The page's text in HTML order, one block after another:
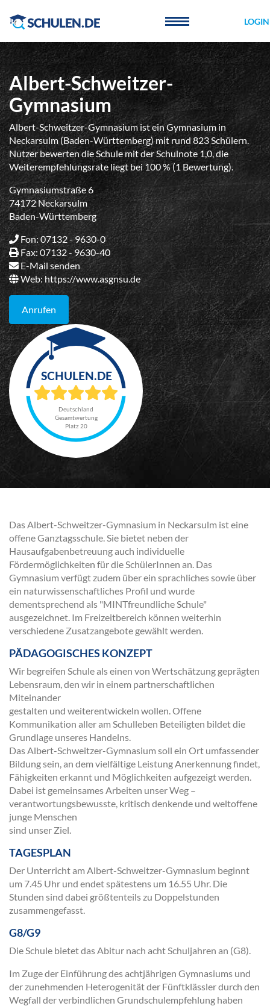
LOGIN
Albert-Schweitzer-
Gymnasium
Albert-Schweitzer-Gymnasium ist ein Gymnasium in
Neckarsulm (Baden-Württemberg) mit rund 823 Schülern.
Nutzer bewerten die Schule mit der Schulnote 1,0, die
Weiterempfehlungsrate liegt bei 100 % (1 Bewertung).
Gymnasiumstraße 6
74172 Neckarsulm
Baden-Württemberg
Fon: 07132 - 9630-0
Fax: 07132 - 9630-40
E-Mail senden
Web:https://www.asgnsu.de
Anrufen
Deutschland
Gesamtwertung
Platz 20
Das Albert-Schweitzer-Gymnasium in Neckarsulm ist eine
offene Ganztagsschule. Sie bietet neben der
Hausaufgabenbetreuung auch individuelle
Fördermöglichkeiten für die SchülerInnen an. Das
Gymnasium verfügt zudem über ein sprachliches sowie über
ein naturwissenschaftliches Profil und wurde
dementsprechend als "MINTfreundliche Schule"
ausgezeichnet. Im Freizeitbereich können weiterhin
verschiedene Zusatzangebote gewählt werden.
PÄDAGOGISCHES KONZEPT
Wir begreifen Schule als einen von Wertschätzung geprägten
Lebensraum, den wir in einem partnerschaftlichen
Miteinander
gestalten und weiterentwickeln wollen. Offene
Kommunikation aller am Schulleben Beteiligten bildet die
Grundlage unseres Handelns.
Das Albert-Schweitzer-Gymnasium soll ein Ort umfassender
Bildung sein, an dem vielfältige Leistung Anerkennung findet,
Fähigkeiten erkannt und Möglichkeiten aufgezeigt werden.
Dabei ist gemeinsames Arbeiten unser Weg –
verantwortungsbewusste, kritisch denkende und weltoffene
junge Menschen
sind unser Ziel.
TAGESPLAN
Der Unterricht am Albert-Schweitzer-Gymnasium beginnt
um 7.45 Uhr und endet spätestens um 16.55 Uhr. Die
Stunden sind dabei größtenteils zu Doppelstunden
zusammengefasst.
G8/G9
Die Schule bietet das Abitur nach acht Schuljahren an (G8).
Im Zuge der Einführung des achtjährigen Gymnasiums und
der zunehmenden Heterogenität der Fünftklässler durch den
Wegfall der verbindlichen Grundschulempfehlung haben